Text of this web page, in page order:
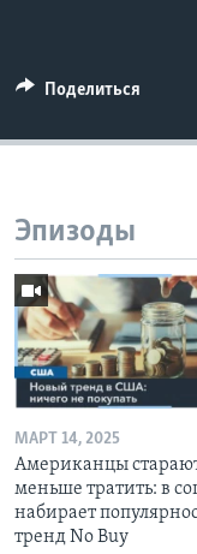
Поделиться
Эпизоды
МАРТ 14, 2025
Американцы
меньше тратить: в
набирает
тренд No Buy